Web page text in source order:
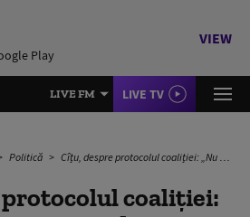
Play
VIEW
LIVE FM LIVE TV
Politică Cîțu, despre protocolul coaliției: „Nu știu de ce mergeți direct către remaniere. Nu iau în calcul așa ceva în acest moment”
coaliției: